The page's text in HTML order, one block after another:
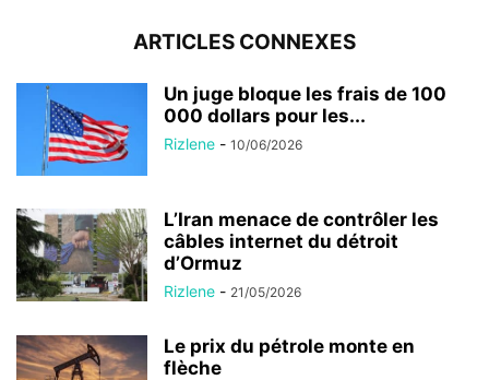
ARTICLES CONNEXES
Un juge bloque les frais de 100
000 dollars pour les...
Rizlene - 10/06/2026
L’Iran menace de contrôler les
câbles internet du détroit
d’Ormuz
Rizlene - 21/05/2026
Le prix du pétrole monte en
flèche